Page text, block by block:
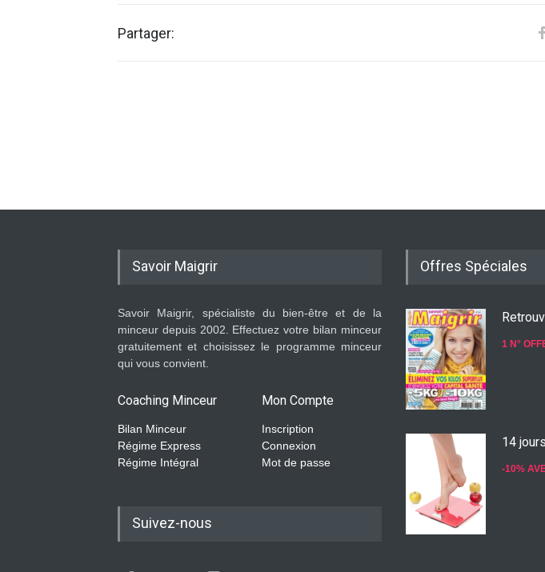
Partager:
Savoir Maigrir
Savoir Maigrir, spécialiste du bien-être et de la
minceur depuis 2002. Effectuez votre bilan minceur
gratuitement et choisissez le programme minceur
qui vous convient.
Coaching Minceur
Bilan Minceur
Régime Express
Régime Intégral
Mon Compte
Inscription
Connexion
Mot de passe
Suivez-nous
Offres Spéciales
1 N°
14
-10%